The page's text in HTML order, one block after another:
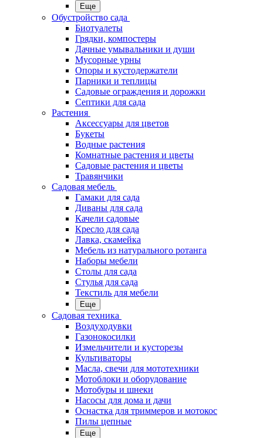
Еще
Обустройство сада
Биотуалеты
Грядки, компостеры
Дачные умывальники и души
Мусорные урны
Опоры и кустодержатели
Парники и теплицы
Садовые ограждения и дорожки
Септики для сада
Растения
Аксессуары для цветов
Букеты
Водные растения
Комнатные растения и цветы
Садовые растения и цветы
Травянчики
Садовая мебель
Гамаки для сада
Диваны для сада
Качели садовые
Кресло для сада
Лавка, скамейка
Мебель из натурального ротанга
Наборы мебели
Столы для сада
Стулья для сада
Текстиль для мебели
Еще
Садовая техника
Воздуходувки
Газонокосилки
Измельчители и кусторезы
Культиваторы
Масла, свечи для мототехники
Мотоблоки и оборудование
Мотобуры и шнеки
Насосы для дома и дачи
Оснастка для триммеров и мотокос
Пилы цепные
Еще